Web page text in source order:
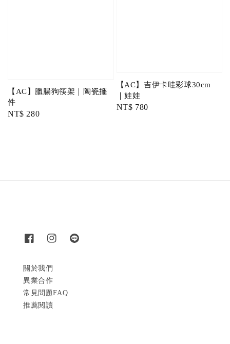
【AC】臘腸狗筷架｜陶瓷擺
件
Regular
NT$ 280
【AC】吉伊卡哇彩球30cm
｜娃娃
Regular
NT$ 780
關於我們
異業合作
常見問題FAQ
推薦閱讀